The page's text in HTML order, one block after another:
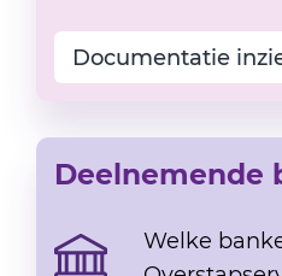
Documentatie
Deelnemende
Welke